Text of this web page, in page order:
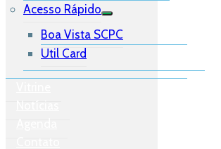
Acesso Rápido
Boa Vista SCPC
Util Card